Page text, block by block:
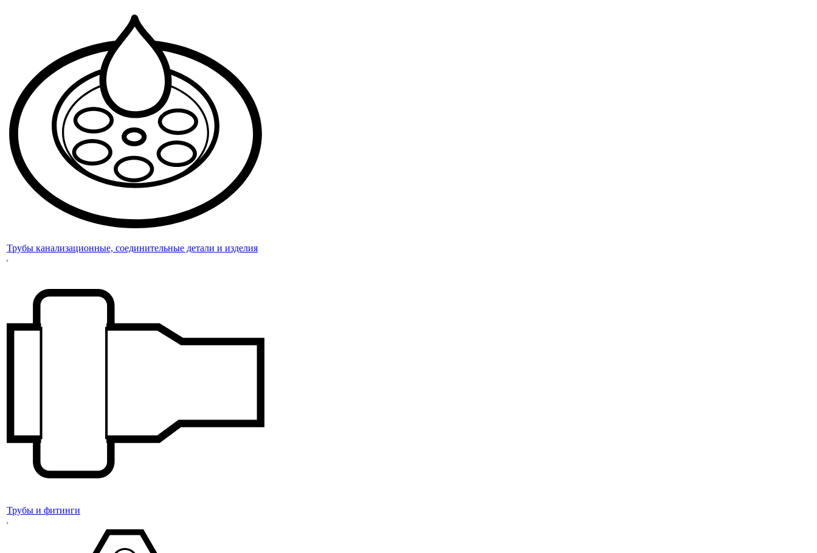
Трубы канализационные, соединительные детали и изделия
Трубы и фитинги